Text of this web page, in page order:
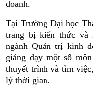
doanh.
Tại Trường Đại học
trang bị kiến thức và
ngành Quản trị kinh
giảng dạy một số
thuyết trình và tìm
lý thời gian.